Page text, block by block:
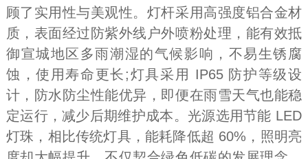
顾了实用性与美观性。灯杆采用高强度铝合金材
质，表面经过防紫外线户外喷粉处理，能有效抵
御宣城地区多雨潮湿的气候影响，不易生锈腐
蚀，使用寿命更长;灯具采用 IP65 防护等级设
计，防水防尘性能优异，即便在雨雪天气也能稳
定运行，减少后期维护成本。光源选用节能 LED
灯珠，相比传统灯具，能耗降低超 60%，照明亮